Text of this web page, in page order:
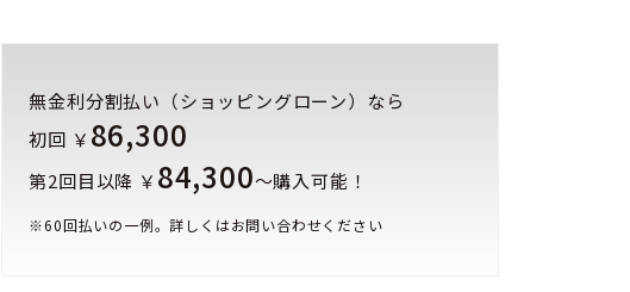
無金利分割払い（ショッピングローン）なら
初回 ￥ 86,300
第2回目以降 ￥ 84,300～購入可能！
※60回払いの一例。詳しくはお問い合わせください